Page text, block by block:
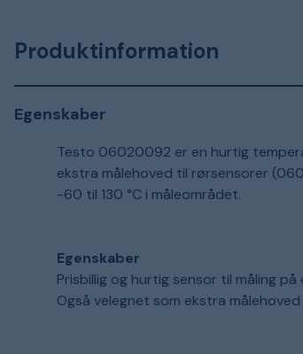
Produktinformation
Egenskaber
Testo 06020092 er en hurtig
ekstra målehoved til rørsensorer
-60 til 130 °C i måleområdet.
Egenskaber
Prisbillig og hurtig sensor til måling
Også velegnet som ekstra